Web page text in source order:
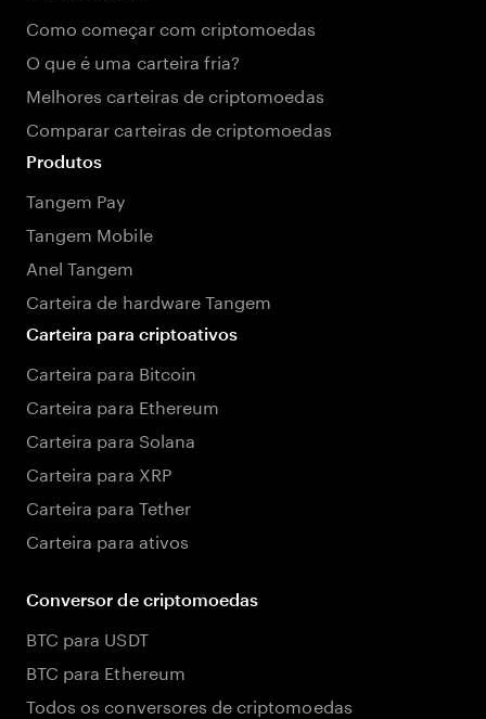
Como começar com criptomoedas
O que é uma carteira fria?
Melhores carteiras de criptomoedas
Comparar carteiras de criptomoedas
Produtos
Tangem Pay
Tangem Mobile
Anel Tangem
Carteira de hardware Tangem
Carteira para criptoativos
Carteira para Bitcoin
Carteira para Ethereum
Carteira para Solana
Carteira para XRP
Carteira para Tether
Carteira para ativos
Conversor de criptomoedas
BTC para USDT
BTC para Ethereum
Todos os conversores de criptomoedas